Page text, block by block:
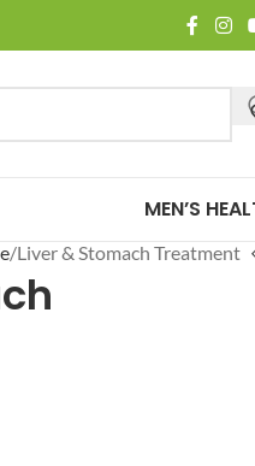
Enjoy Free Shipping on all
MEN’S
Liver & Stomach Treatment